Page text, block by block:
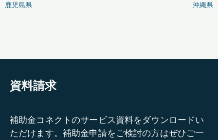
鹿児島県
沖縄県
資料請求
補助金コネクトのサービス資料をダウンロードい
ただけます。補助金申請をご検討の方はぜひご一